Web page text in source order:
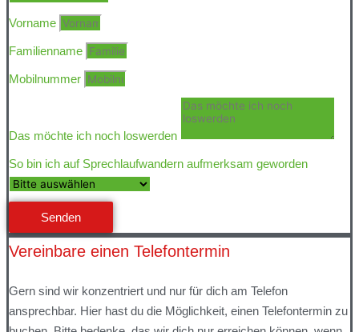
Vorname
Familienname
Mobilnummer
Das möchte ich noch loswerden
So bin ich auf Sprechlaufwandern aufmerksam geworden
Senden
Vereinbare einen Telefontermin
Gern sind wir konzentriert und nur für dich am Telefon
ansprechbar. Hier hast du die Möglichkeit, einen Telefontermin zu